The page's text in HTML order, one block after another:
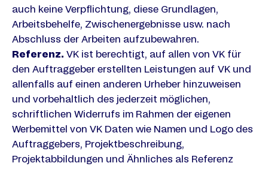
auch keine Verpflichtung, diese Grundlagen,
Arbeitsbehelfe, Zwischenergebnisse usw. nach
Abschluss der Arbeiten aufzubewahren.
Referenz. VK ist berechtigt, auf allen von VK für
den Auftraggeber erstellten Leistungen auf VK und
allenfalls auf einen anderen Urheber hinzuweisen
und vorbehaltlich des jederzeit möglichen,
schriftlichen Widerrufs im Rahmen der eigenen
Werbemittel von VK Daten wie Namen und Logo des
Auftraggebers, Projektbeschreibung,
Projektabbildungen und Ähnliches als Referenz